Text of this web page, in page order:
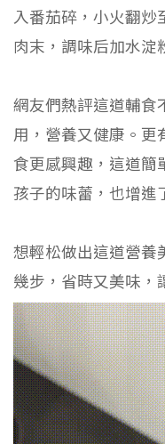
入番茄碎，小火翻炒
肉末，調味后加水淀
網友們熱評這道輔食
用，營養又健康。更
食更感興趣，這道簡
孩子的味蕾，也增進
想輕松做出這道營養
幾步，省時又美味，